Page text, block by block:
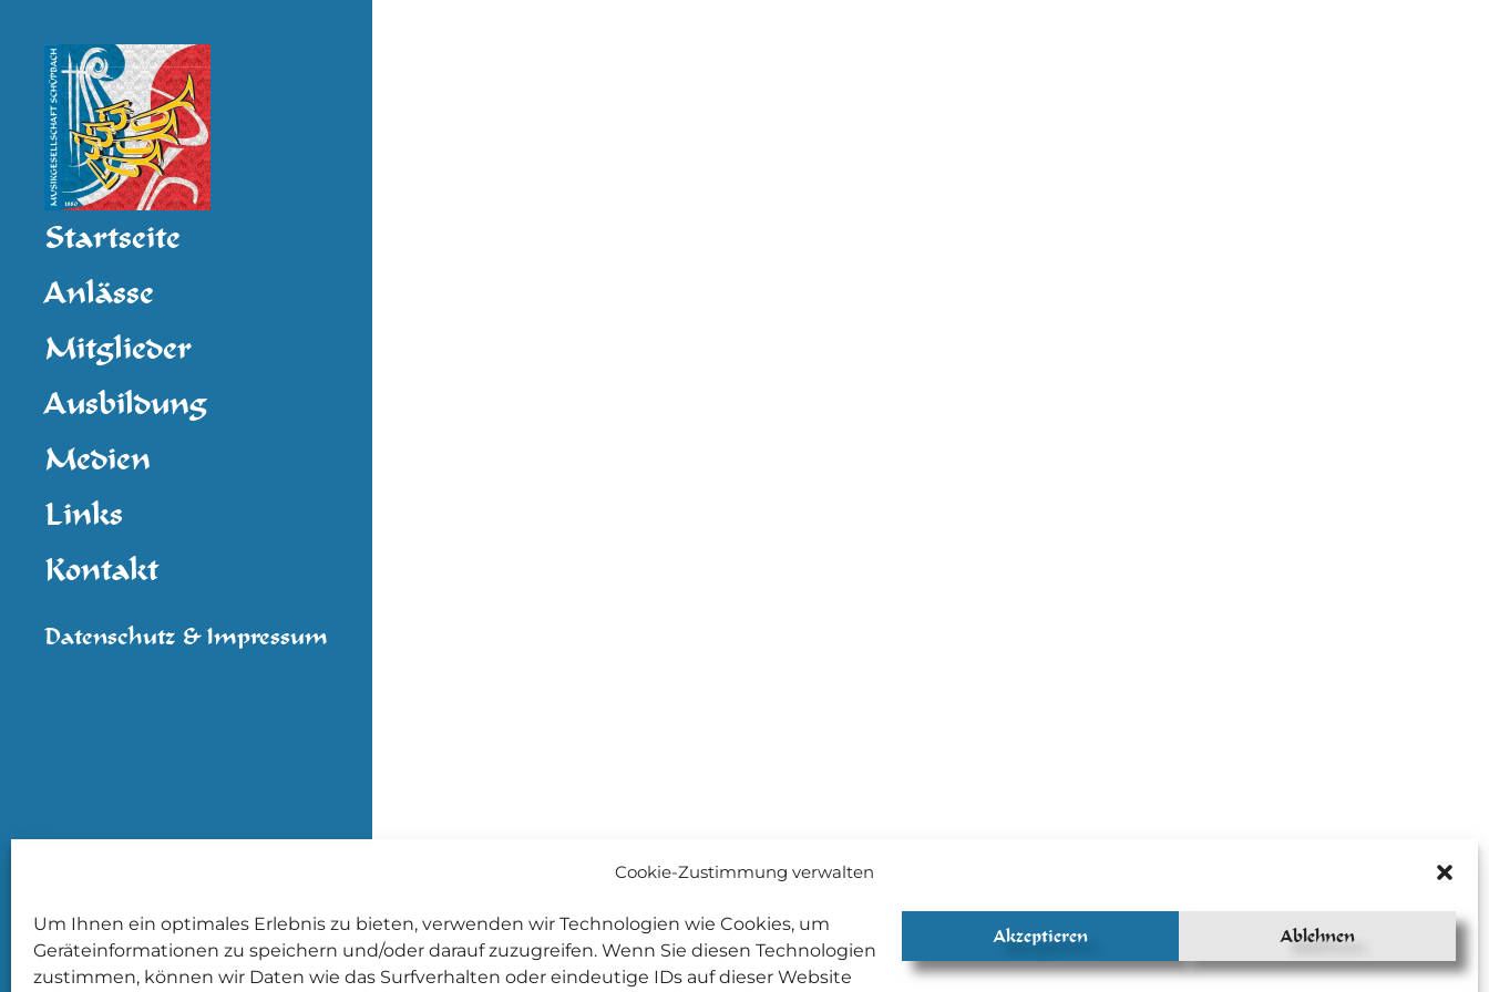
Cookie-Zustimmung verwalten
Um Ihnen ein optimales Erlebnis zu bieten, verwenden wir Technologien wie Cookies, um
Geräteinformationen zu speichern und/oder darauf zuzugreifen. Wenn Sie diesen Technologien
zustimmen, können wir Daten wie das Surfverhalten oder eindeutige IDs auf dieser Website
Akzeptieren Ablehnen
Startseite
Anlässe
Mitglieder
Ausbildung
Medien
Links
Kontakt
Datenschutz & Impressum